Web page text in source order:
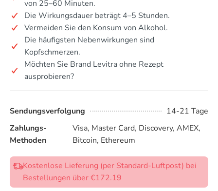
von 25–60 Minuten.
Die Wirkungsdauer beträgt 4–5 Stunden.
Vermeiden Sie den Konsum von Alkohol.
Die häufigsten Nebenwirkungen sind
Kopfschmerzen.
Möchten Sie Brand Levitra ohne Rezept
ausprobieren?
Sendungsverfolgung
14-21 Tage
Zahlungs-
Methoden
Visa, Master Card, Discovery, AMEX,
Bitcoin, Ethereum
Kostenlose Lieferung (per Standard-Luftpost) bei
Bestellungen über €172.19